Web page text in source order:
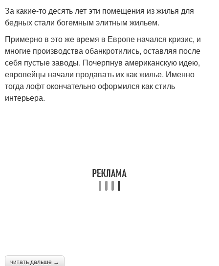
За какие-то десять лет эти помещения из жилья для
бедных стали богемным элитным жильем.
Примерно в это же время в Европе начался кризис, и
многие производства обанкротились, оставляя после
себя пустые заводы. Почерпнув американскую идею,
европейцы начали продавать их как жилье. Именно
тогда лофт окончательно оформился как стиль
интерьера.
читать дальше →